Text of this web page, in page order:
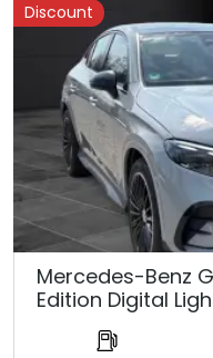
Discount
Mercedes-Benz
Edition Digital